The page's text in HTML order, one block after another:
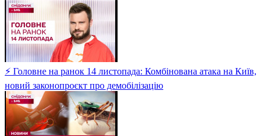
⚡ Головне на ранок 14 листопада: Комбінована атака на Київ,
новий законопроєкт про демобілізацію